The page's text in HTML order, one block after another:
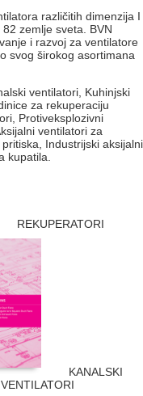
različitih dimenzija I
zemlje sveta. BVN
i razvoj za ventilatore
svog širokog asortimana
ventilatori, Kuhinjski
za rekuperaciju
Protiveksplozivni
ventilatori za
Industrijski aksijalni
kupatila.
REKUPERATORI
KANALSKI
VENTILATORI